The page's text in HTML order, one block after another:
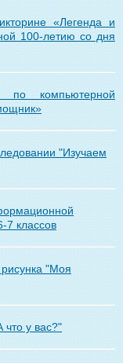
«Легенда и
100-летию со дня
компьютерной
"Изучаем
7 классов
"Моя
что у вас?"